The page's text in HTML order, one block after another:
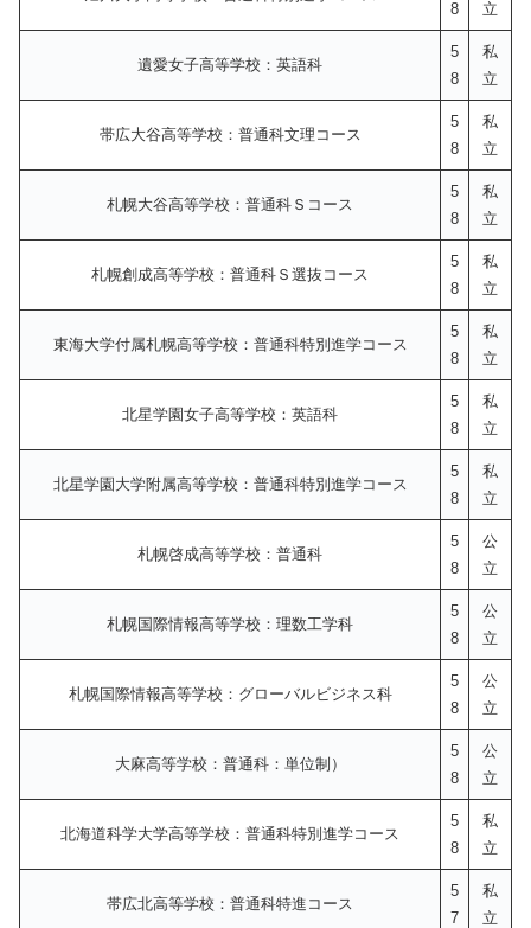
8
立
遺愛女子高等学校：英語科
5
8
私
立
帯広大谷高等学校：普通科文理コース
5
8
私
立
札幌大谷高等学校：普通科Ｓコース
5
8
私
立
札幌創成高等学校：普通科Ｓ選抜コース
5
8
私
立
東海大学付属札幌高等学校：普通科特別進学コース
5
8
私
立
北星学園女子高等学校：英語科
5
8
私
立
北星学園大学附属高等学校：普通科特別進学コース
5
8
私
立
札幌啓成高等学校：普通科
5
8
公
立
札幌国際情報高等学校：理数工学科
5
8
公
立
札幌国際情報高等学校：グローバルビジネス科
5
8
公
立
大麻高等学校：普通科：単位制）
5
8
公
立
北海道科学大学高等学校：普通科特別進学コース
5
8
私
立
帯広北高等学校：普通科特進コース
5
7
私
立